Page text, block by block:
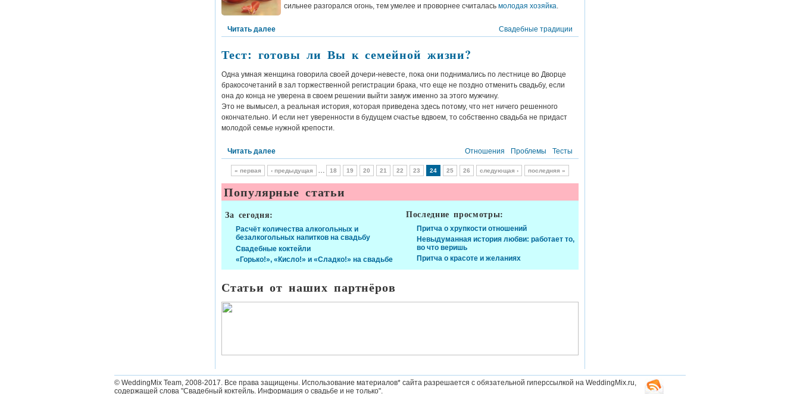
сильнее разгорался огонь, тем умелее и проворнее считалась молодая хозяйка.
Читать далее Свадебные традиции
Тест: готовы ли Вы к семейной жизни?
Одна умная женщина говорила своей дочери-невесте, пока они поднимались по лестнице во Дворце
бракосочетаний в зал торжественной регистрации брака, что еще не поздно отменить свадьбу, если
она до конца не уверена в своем решении выйти замуж именно за этого мужчину.
Это не вымысел, а реальная история, которая приведена здесь потому, что нет ничего решенного
окончательно. И если нет уверенности в будущем счастье вдвоем, то собственно свадьба не придаст
молодой семье нужной крепости.
Читать далее Отношения Проблемы Тесты
« первая ‹ предыдущая … 18 19 20 21 22 23 24 25 26 следующая › последняя »
Популярные статьи
За сегодня:
Расчёт количества алкогольных и
безалкогольных напитков на свадьбу
Свадебные коктейли
«Горько!», «Кисло!» и «Сладко!» на свадьбе
Последние просмотры:
Притча о хрупкости отношений
Невыдуманная история любви: работает то,
во что веришь
Притча о красоте и желаниях
Статьи от наших партнёров
© WeddingMix Team, 2008-2017. Все права защищены. Использование материалов* сайта разрешается с обязательной гиперссылкой на WeddingMix.ru,
содержащей слова "Свадебный коктейль. Информация о свадьбе и не только".